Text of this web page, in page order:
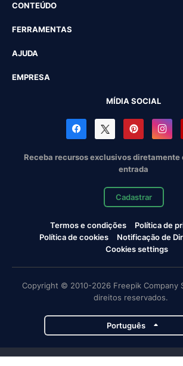
CONTEÚDO
FERRAMENTAS
AJUDA
EMPRESA
MÍDIA SOCIAL
Receba recursos exclusivos diretamente
entrada
Cadastrar
Termos e condições
Política de
Política de cookies
Notificação de
Cookies settings
Copyright © 2010-2026 Freepik Company
direitos reservados.
Português